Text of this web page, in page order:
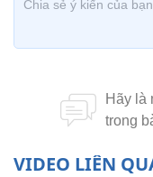
VIDEO LIÊN